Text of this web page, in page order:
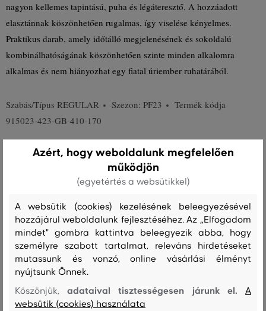
nagyon kellemes tapintású, puha és légáteresztő. A hozzáadott
elasztánnak köszönhetően rugalmas, így viselése kényelmes.
Praktikus darab, amely időtálló megjelenésének és sokoldalú
kombinálhatóságának köszönhetően szinte minden alkalomra
alkalmas és nem hiányozhat egy fiatal úriember ruhatárából.
Szabás/Típus REGULAR Szezon: PF23
Termék kódja
915023-423-GB-410-170
Összetétel
PAMUT ELASZTÁN
zseb bélés
PAMUT
100 %
Kezelési útmutató
Azért, hogy weboldalunk megfelelően
működjön
(egyetértés a websütikkel)
A websütik (cookies) kezelésének beleegyezésével
hozzájárul weboldalunk fejlesztéséhez. Az „Elfogadom
mindet" gombra kattintva beleegyezik abba, hogy
személyre szabott tartalmat, releváns hirdetéseket
mutassunk és vonzó, online vásárlási élményt
nyújtsunk Önnek.
Köszönjük,adataival tisztességesen járunk el.A
websütik (cookies) használata